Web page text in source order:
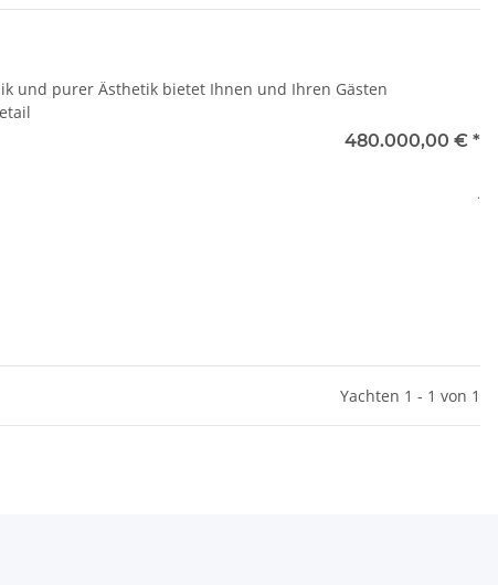
und purer Ästhetik bietet Ihnen und Ihren Gästen
480.000,00 € *
.
Yachten 1 - 1 von 1